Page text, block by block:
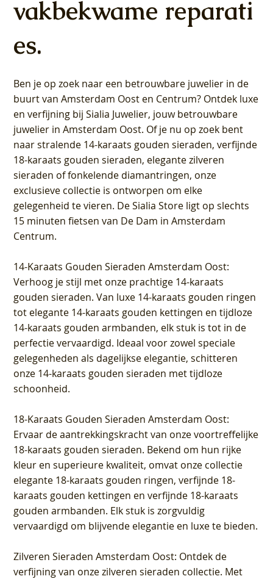
vakbekwame reparati
es.
Ben je op zoek naar een betrouwbare juwelier in de
buurt van Amsterdam Oost en Centrum? Ontdek luxe
en verfijning bij Sialia Juwelier, jouw betrouwbare
juwelier in Amsterdam Oost. Of je nu op zoek bent
naar stralende 14-karaats gouden sieraden, verfijnde
18-karaats gouden sieraden, elegante zilveren
sieraden of fonkelende diamantringen, onze
exclusieve collectie is ontworpen om elke
gelegenheid te vieren. De Sialia Store ligt op slechts
15 minuten fietsen van De Dam in Amsterdam
Centrum.
14-Karaats Gouden Sieraden Amsterdam Oost:
Verhoog je stijl met onze prachtige 14-karaats
gouden sieraden. Van luxe 14-karaats gouden ringen
tot elegante 14-karaats gouden kettingen en tijdloze
14-karaats gouden armbanden, elk stuk is tot in de
perfectie vervaardigd. Ideaal voor zowel speciale
gelegenheden als dagelijkse elegantie, schitteren
onze 14-karaats gouden sieraden met tijdloze
schoonheid.
18-Karaats Gouden Sieraden Amsterdam Oost:
Ervaar de aantrekkingskracht van onze voortreffelijke
18-karaats gouden sieraden. Bekend om hun rijke
kleur en superieure kwaliteit, omvat onze collectie
elegante 18-karaats gouden ringen, verfijnde 18-
karaats gouden kettingen en verfijnde 18-karaats
gouden armbanden. Elk stuk is zorgvuldig
vervaardigd om blijvende elegantie en luxe te bieden.
Zilveren Sieraden Amsterdam Oost: Ontdek de
verfijning van onze zilveren sieraden collectie. Met